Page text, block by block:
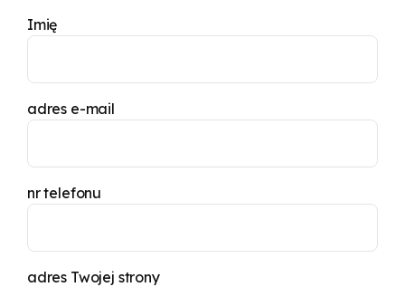
Imię
adres e-mail
nr telefonu
adres Twojej strony